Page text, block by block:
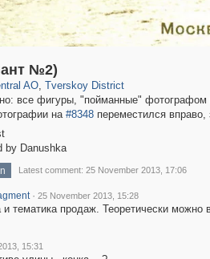
№2)
AO
5,916
, Tverskoy District
53,055
все фигуры, "пойманные"
на#8348переместился вправо,
by Danushka
Latest comment: 25 November 2013, 17:06
· 25 November 2013, 15:28
тематика продаж. Теоретически
15:31